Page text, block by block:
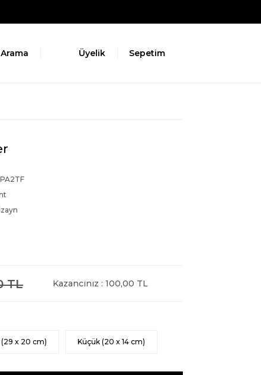
Arama Üyelik Sepetim
TL Kazancınız : 100,00 TL
x 20 cm) Küçük (20 x 14 cm)